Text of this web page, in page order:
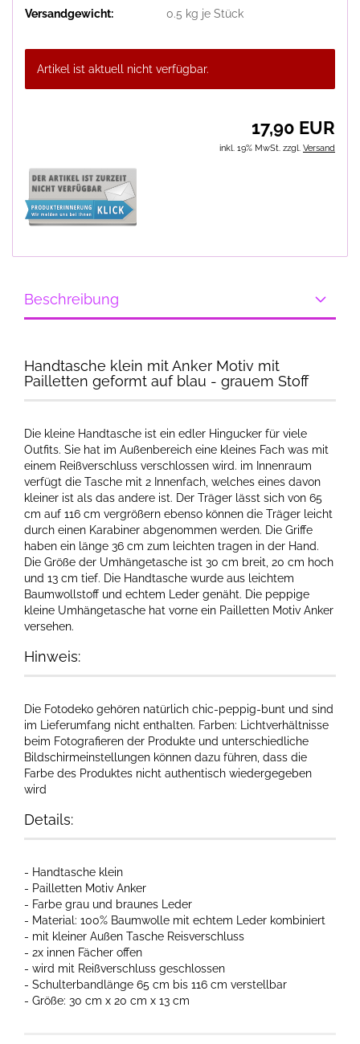
Versandgewicht:
0.5 kg je Stück
Artikel ist aktuell nicht verfügbar.
17,90 EUR
inkl. 19% MwSt. zzgl. Versand
Beschreibung
Handtasche klein mit Anker Motiv mit
Pailletten geformt auf blau - grauem Stoff
Die kleine Handtasche ist ein edler Hingucker für viele
Outfits. Sie hat im Außenbereich eine kleines Fach was mit
einem Reißverschluss verschlossen wird. im Innenraum
verfügt die Tasche mit 2 Innenfach, welches eines davon
kleiner ist als das andere ist. Der Träger lässt sich von 65
cm auf 116 cm vergrößern ebenso können die Träger leicht
durch einen Karabiner abgenommen werden. Die Griffe
haben ein länge 36 cm zum leichten tragen in der Hand.
Die Größe der Umhängetasche ist 30 cm breit, 20 cm hoch
und 13 cm tief. Die Handtasche wurde aus leichtem
Baumwollstoff und echtem Leder genäht. Die peppige
kleine Umhängetasche hat vorne ein Pailletten Motiv Anker
versehen.
Hinweis:
Die Fotodeko gehören natürlich chic-peppig-bunt und sind
im Lieferumfang nicht enthalten. Farben: Lichtverhältnisse
beim Fotografieren der Produkte und unterschiedliche
Bildschirmeinstellungen können dazu führen, dass die
Farbe des Produktes nicht authentisch wiedergegeben
wird
Details:
- Handtasche klein
- Pailletten Motiv Anker
- Farbe grau und braunes Leder
- Material: 100% Baumwolle mit echtem Leder kombiniert
- mit kleiner Außen Tasche Reisverschluss
- 2x innen Fächer offen
- wird mit Reißverschluss geschlossen
- Schulterbandlänge 65 cm bis 116 cm verstellbar
- Größe: 30 cm x 20 cm x 13 cm